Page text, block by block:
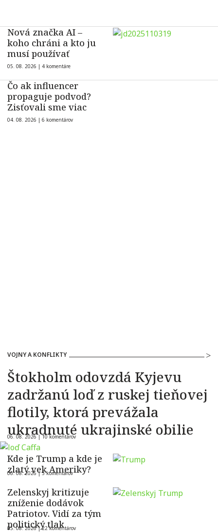
Nová značka AI –
koho chráni a kto ju
musí používať
05. 08. 2026 | 4 komentáre
Čo ak influencer
propaguje podvod?
Zisťovali sme viac
04. 08. 2026 | 6 komentárov
VOJNY A KONFLIKTY
Štokholm odovzdá Kyjevu
zadržanú loď z ruskej tieňovej
flotily, ktorá prevážala
ukradnuté ukrajinské obilie
06. 08. 2026 |10 komentárov
Kde je Trump a kde je
zlatý vek Ameriky?
06. 08. 2026 |5 komentárov
Zelenskyj kritizuje
zníženie dodávok
Patriotov. Vidí za tým
politický tlak
05. 08. 2026 |22 komentárov